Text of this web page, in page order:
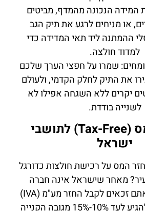
המידה הנכונה מהמדף, מביטים
או מניחים לרגע את תיק הגב
ההמתנה ליד תאי המדידה כדי
למדוד חולצה.
שמרו על חפצי הערך שלכם
את התיק לחלק הקדמי, ולעולם
יקרים ללא השגחה אפילו לא
לשנייה בודדת.
💶 החזרי מס (Tax-Free) לתושבי
ישראל
המס על רכישת חולצות כדורגל
מאחר שישראל אינה חברה
באיחוד האירופי, אתם זכאים לקבל החזר מע"מ (IVA)
משמעותי שיכול להגיע לעד 10%-15% מגובה הקנייה